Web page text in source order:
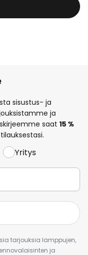
sisustus- ja
ja
saat 15 %
Yritys
tarjouksia lamppujen,
ja